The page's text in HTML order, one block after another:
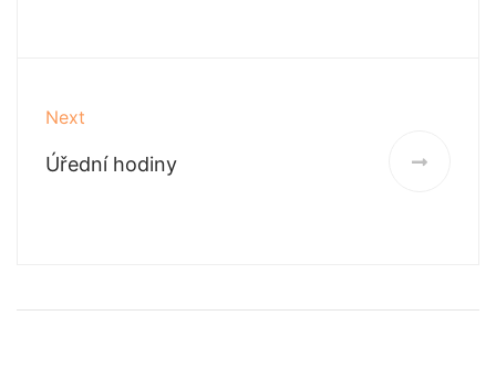
Next
Úřední hodiny